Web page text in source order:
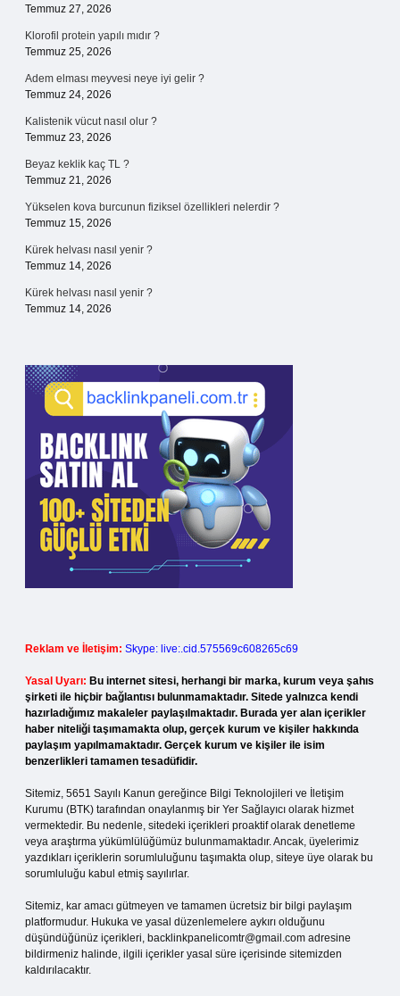
Temmuz 27, 2026
Klorofil protein yapılı mıdır ?
Temmuz 25, 2026
Adem elması meyvesi neye iyi gelir ?
Temmuz 24, 2026
Kalistenik vücut nasıl olur ?
Temmuz 23, 2026
Beyaz keklik kaç TL ?
Temmuz 21, 2026
Yükselen kova burcunun fiziksel özellikleri nelerdir ?
Temmuz 15, 2026
Kürek helvası nasıl yenir ?
Temmuz 14, 2026
Kürek helvası nasıl yenir ?
Temmuz 14, 2026
Reklam ve İletişim: Skype: live:.cid.575569c608265c69
Yasal Uyarı: Bu internet sitesi, herhangi bir marka, kurum veya şahıs
şirketi ile hiçbir bağlantısı bulunmamaktadır. Sitede yalnızca kendi
hazırladığımız makaleler paylaşılmaktadır. Burada yer alan içerikler
haber niteliği taşımamakta olup, gerçek kurum ve kişiler hakkında
paylaşım yapılmamaktadır. Gerçek kurum ve kişiler ile isim
benzerlikleri tamamen tesadüfidir.
Sitemiz, 5651 Sayılı Kanun gereğince Bilgi Teknolojileri ve İletişim
Kurumu (BTK) tarafından onaylanmış bir Yer Sağlayıcı olarak hizmet
vermektedir. Bu nedenle, sitedeki içerikleri proaktif olarak denetleme
veya araştırma yükümlülüğümüz bulunmamaktadır. Ancak, üyelerimiz
yazdıkları içeriklerin sorumluluğunu taşımakta olup, siteye üye olarak bu
sorumluluğu kabul etmiş sayılırlar.
Sitemiz, kar amacı gütmeyen ve tamamen ücretsiz bir bilgi paylaşım
platformudur. Hukuka ve yasal düzenlemelere aykırı olduğunu
düşündüğünüz içerikleri, backlinkpanelicomtr@gmail.com adresine
bildirmeniz halinde, ilgili içerikler yasal süre içerisinde sitemizden
kaldırılacaktır.